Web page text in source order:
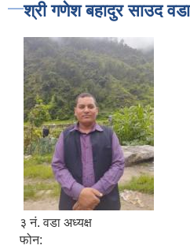
श्री गणेश बहादुर साउद वडा
३ नं. वडा अध्यक्ष
फोन: